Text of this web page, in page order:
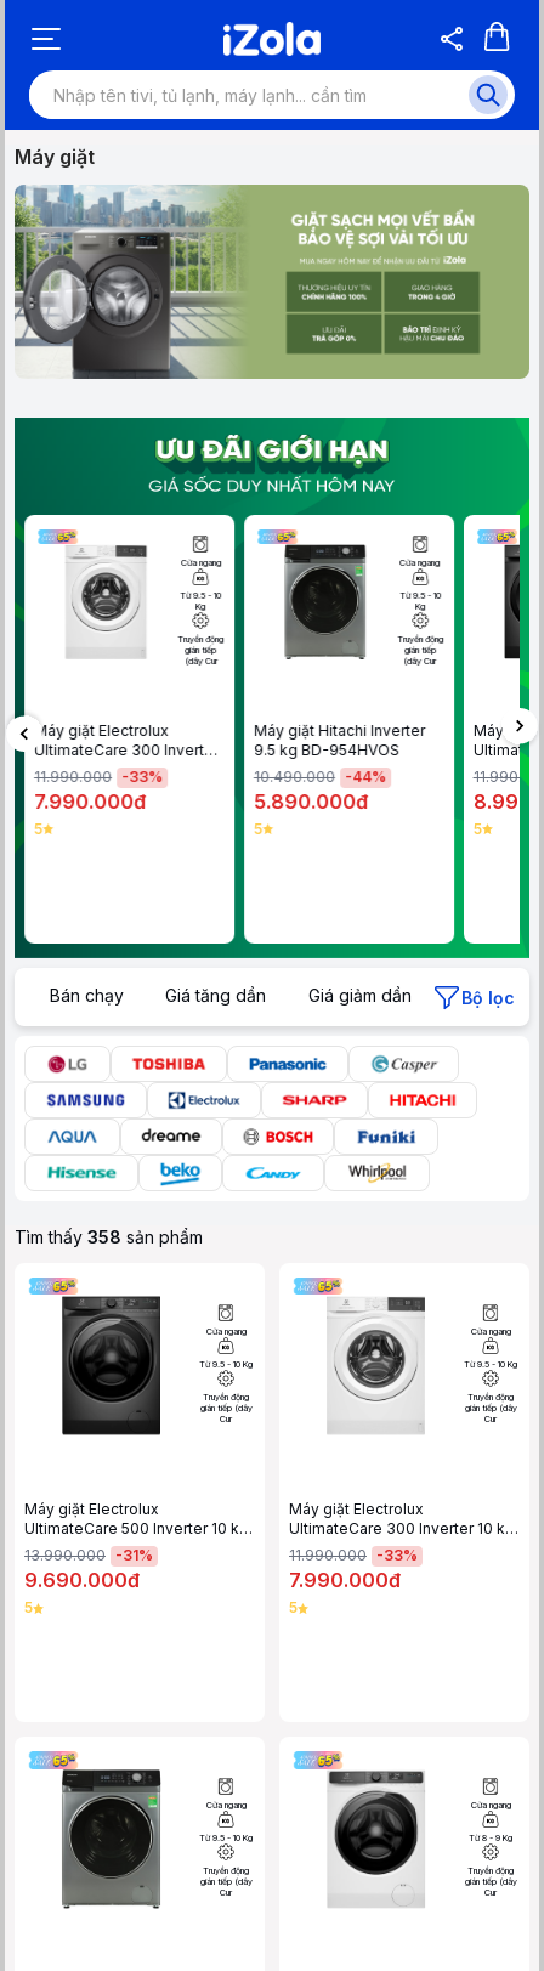
Máy giặt
Cửa ngang
Từ 9.5 - 10
Kg
Truyền động
gián tiếp
(dây Cur
Máy giặt Electrolux
UltimateCare 300 Inverter
10 kg EWF1024D3WC
11.990.000 -33%
7.990.000đ
5
Cửa ngang
Từ 9.5 - 10
Kg
Truyền động
gián tiếp
(dây Cur
Máy giặt Hitachi Inverter
9.5 kg BD-954HVOS
10.490.000
-44%
5.890.000đ
5
Máy giặt
10 kg
5
Bán chạy Giá tăng dần Giá giảm dần Bộ lọc
Tìm thấy 358 sản phẩm
Cửa ngang
Từ 9.5 - 10 Kg
Truyền động
gián tiếp (dây
Cur
Máy giặt Electrolux
UltimateCare 500 Inverter 10 kg
EWF1023P5SC
13.990.000 -31%
9.690.000đ
5
Cửa ngang
Từ 9.5 - 10 Kg
Truyền động
gián tiếp (dây
Cur
Máy giặt Electrolux
UltimateCare 300 Inverter 10 kg
EWF1024D3WC
11.990.000 -33%
7.990.000đ
5
Cửa ngang
Từ 9.5 - 10 Kg
Truyền động
gián tiếp (dây
Cur
Cửa ngang
Từ 8 - 9 Kg
Truyền động
gián tiếp (dây
Cur